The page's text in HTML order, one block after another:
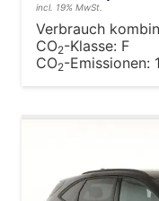
incl. 19% MwSt.
Verbrauch
CO2-Klasse: F
CO2-Emissionen: